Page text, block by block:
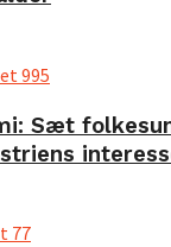
995
Sæt
77